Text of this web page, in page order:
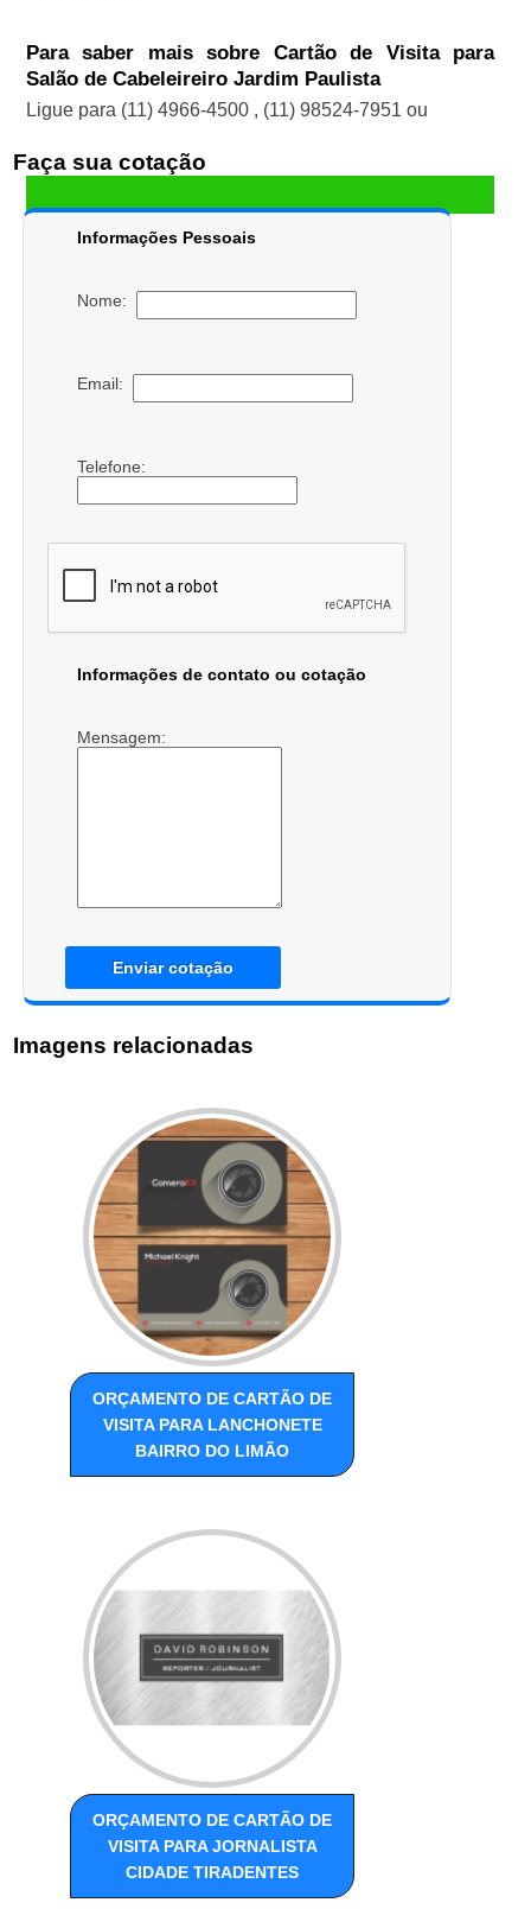
Para saber mais sobre Cartão de Visita para
Salão de Cabeleireiro Jardim Paulista
Ligue para (11) 4966-4500 , (11) 98524-7951 ou
Faça sua cotação
Informações Pessoais
Nome:
Email:
Telefone:
Informações de contato ou cotação
Mensagem:
Enviar cotação
Imagens relacionadas
ORÇAMENTO DE CARTÃO DE
VISITA PARA LANCHONETE
BAIRRO DO LIMÃO
ORÇAMENTO DE CARTÃO DE
VISITA PARA JORNALISTA
CIDADE TIRADENTES